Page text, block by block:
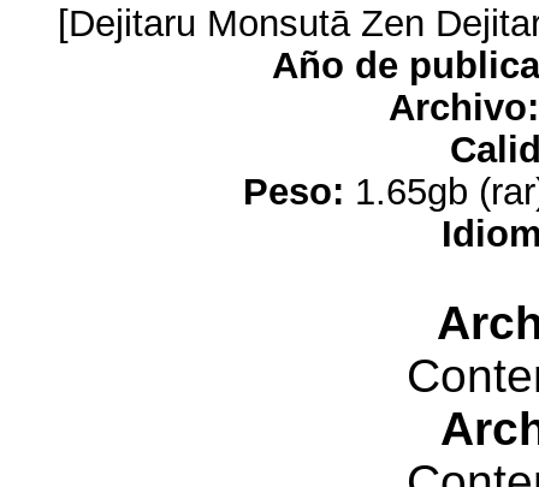
[Dejitaru Monsutā Zen
Año de
Archivo:
Peso: 1.65gb